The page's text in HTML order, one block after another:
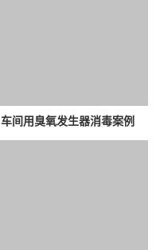
车间用臭氧发生器消毒案例